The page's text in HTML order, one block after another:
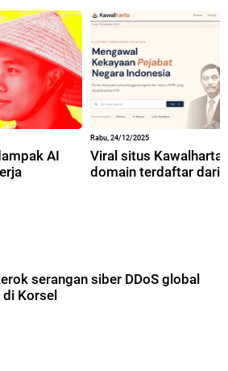
AI
Rabu, 24/12/2025
Viral situs
domain terdaftar dari
serangan siber DDoS global
Korsel